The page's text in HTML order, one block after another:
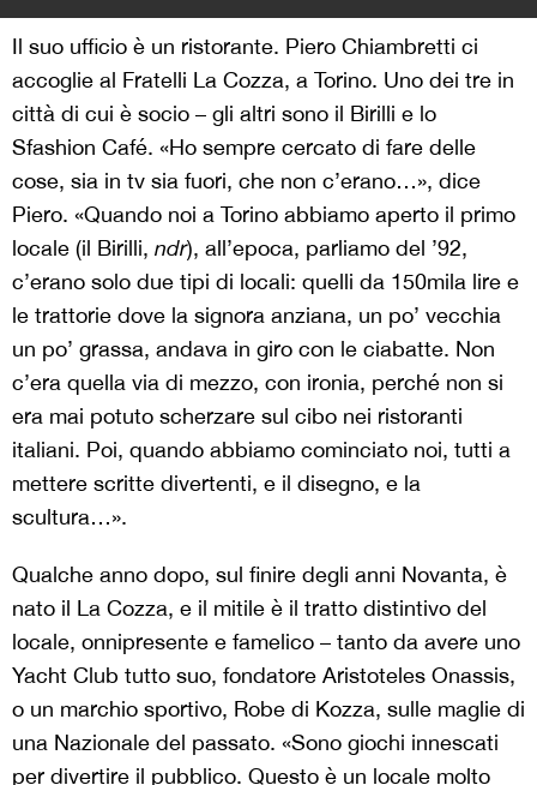
Il suo ufficio è un ristorante. Piero Chiambretti ci
accoglie al Fratelli La Cozza, a Torino. Uno dei tre in
città di cui è socio – gli altri sono il Birilli e lo
Sfashion Café. «Ho sempre cercato di fare delle
cose, sia in tv sia fuori, che non c’erano…», dice
Piero. «Quando noi a Torino abbiamo aperto il primo
locale (il Birilli, ndr), all’epoca, parliamo del ’92,
c’erano solo due tipi di locali: quelli da 150mila lire e
le trattorie dove la signora anziana, un po’ vecchia
un po’ grassa, andava in giro con le ciabatte. Non
c’era quella via di mezzo, con ironia, perché non si
era mai potuto scherzare sul cibo nei ristoranti
italiani. Poi, quando abbiamo cominciato noi, tutti a
mettere scritte divertenti, e il disegno, e la
scultura…».
Qualche anno dopo, sul finire degli anni Novanta, è
nato il La Cozza, e il mitile è il tratto distintivo del
locale, onnipresente e famelico – tanto da avere uno
Yacht Club tutto suo, fondatore Aristoteles Onassis,
o un marchio sportivo, Robe di Kozza, sulle maglie di
una Nazionale del passato. «Sono giochi innescati
per divertire il pubblico. Questo è un locale molto